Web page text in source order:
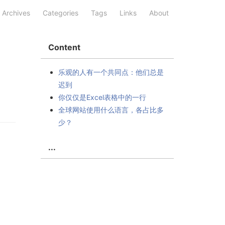
Archives Categories Tags Links About
Content
乐观的人有一个共同点：他们总是
迟到
你仅仅是Excel表格中的一行
全球网站使用什么语言，各占比多
少？
...